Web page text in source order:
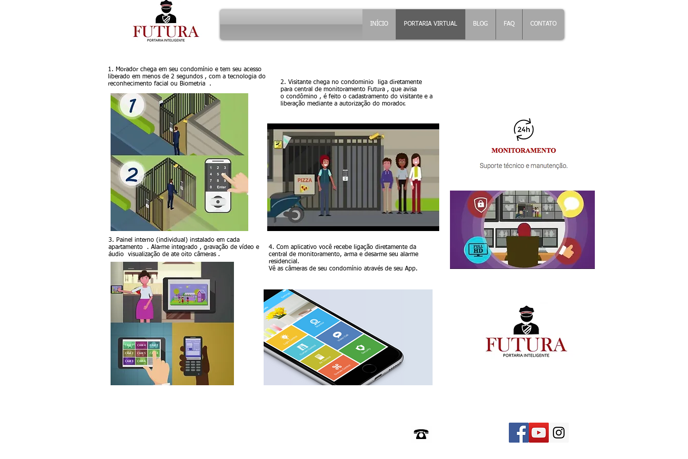
INÍCIO PORTARIA VIRTUAL BLOG FAQ CONTATO
1. Morador chega em seu condomínio e tem seu acesso
liberado em menos de 2 segundos , com a tecnologia do
reconhecimento facial ou Biometria .
2. Visitante chega no condominio liga diretamente
para central de monitoramento Futura , que avisa
o condômino , é feito o cadastramento do visitante e a
liberação mediante a autorização do morador.
3. Painel interno (individual) instalado em cada
apartamento . Alarme integrado , gravação de vídeo e
áudio visualização de ate oito câmeras .
4. Com aplicativo você recebe ligação diretamente da
central de monitoramento, arma e desarme seu alarme
residencial.
Vê as câmeras de seu condomínio através de seu App.
Monitoramento 24 horas